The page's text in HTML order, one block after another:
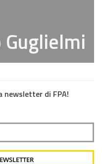
newsletter di FPA!